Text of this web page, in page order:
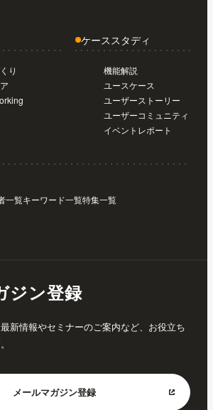
り
ケーススタディ
機能解説
ユースケース
ユーザーストーリー
ユーザーコミュニティ
イベントレポート
一覧キーワード一覧特集一覧
ジン登録
新情報やセミナーのご案内など、お役立ち
メールマガジン登録